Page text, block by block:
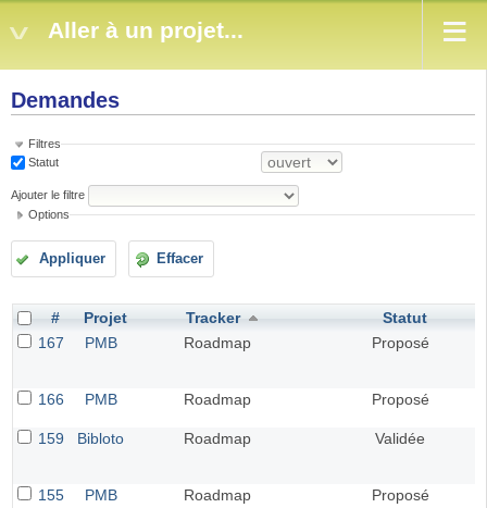
Aller à un projet...
Demandes
Filtres
Statut
Ajouter le filtre
Options
Appliquer Effacer
# Projet Tracker
Statut
167
PMB Roadmap Proposé
166 PMB Roadmap Proposé
159 Bibloto Roadmap Validée
155 PMB Roadmap Proposé